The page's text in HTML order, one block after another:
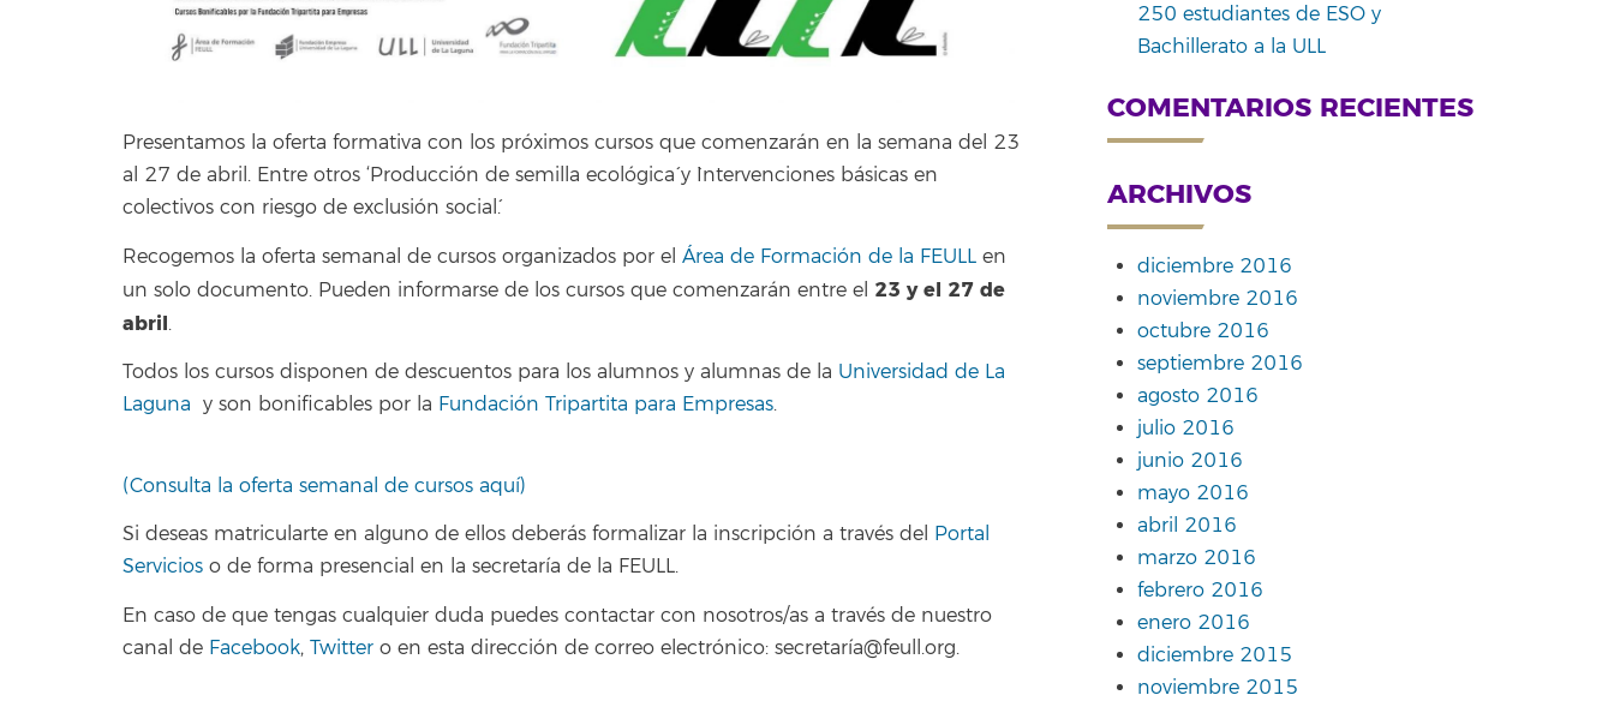
Presentamos la oferta formativa con los próximos cursos que comenzarán en la semana del 23
al 27 de abril. Entre otros ‘Producción de semilla ecológica´ y `Intervenciones básicas en
colectivos con riesgo de exclusión social´.
Recogemos la oferta semanal de cursos organizados por el Área de Formación de la FEULL en
un solo documento. Pueden informarse de los cursos que comenzarán entre el 23 y el 27 de
abril.
Todos los cursos disponen de descuentos para los alumnos y alumnas de la Universidad de La
Laguna y son bonificables por la Fundación Tripartita para Empresas.
(Consulta la oferta semanal de cursos aquí)
Si deseas matricularte en alguno de ellos deberás formalizar la inscripción a través del Portal
Servicios o de forma presencial en la secretaría de la FEULL.
En caso de que tengas cualquier duda puedes contactar con nosotros/as a través de nuestro
canal de Facebook, Twitter o en esta dirección de correo electrónico: secretaría@feull.org.
250 estudiantes de ESO y
Bachillerato a la ULL
COMENTARIOS RECIENTES
ARCHIVOS
diciembre 2016
noviembre 2016
octubre 2016
septiembre 2016
agosto 2016
julio 2016
junio 2016
mayo 2016
abril 2016
marzo 2016
febrero 2016
enero 2016
diciembre 2015
noviembre 2015